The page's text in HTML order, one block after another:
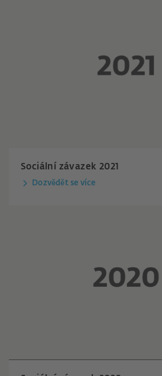
Sociální závazek 2021
Dozvědět se více